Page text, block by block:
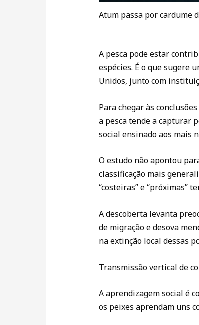
Atum passa por cardume
A pesca pode estar
espécies. É o que sugere
Unidos, junto com
Para chegar às
a pesca tende a capturar
social ensinado aos mais
O estudo não apontou
classificação mais
“costeiras” e “próximas”
A descoberta levanta
de migração e desova
na extinção local dessas
Transmissão vertical de
A aprendizagem social é
os peixes aprendam uns